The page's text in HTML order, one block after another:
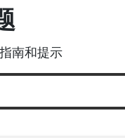
南和提示